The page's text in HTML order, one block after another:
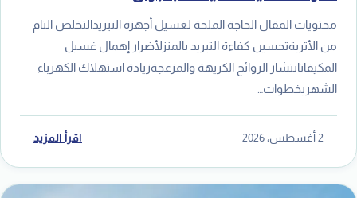
محتويات المقال الحاجة الملحة لغسيل أجهزة التبريدالتخلص التام
من الأتربةتحسين كفاءة التبريد بالمنزلأضرار إهمال غسيل
المكيفاتانتشار الروائح الكريهة والمزعجةزيادة استهلاك الكهرباء
الشهريخطوات…
2 أغسطس، 2026 اقرأ المزيد